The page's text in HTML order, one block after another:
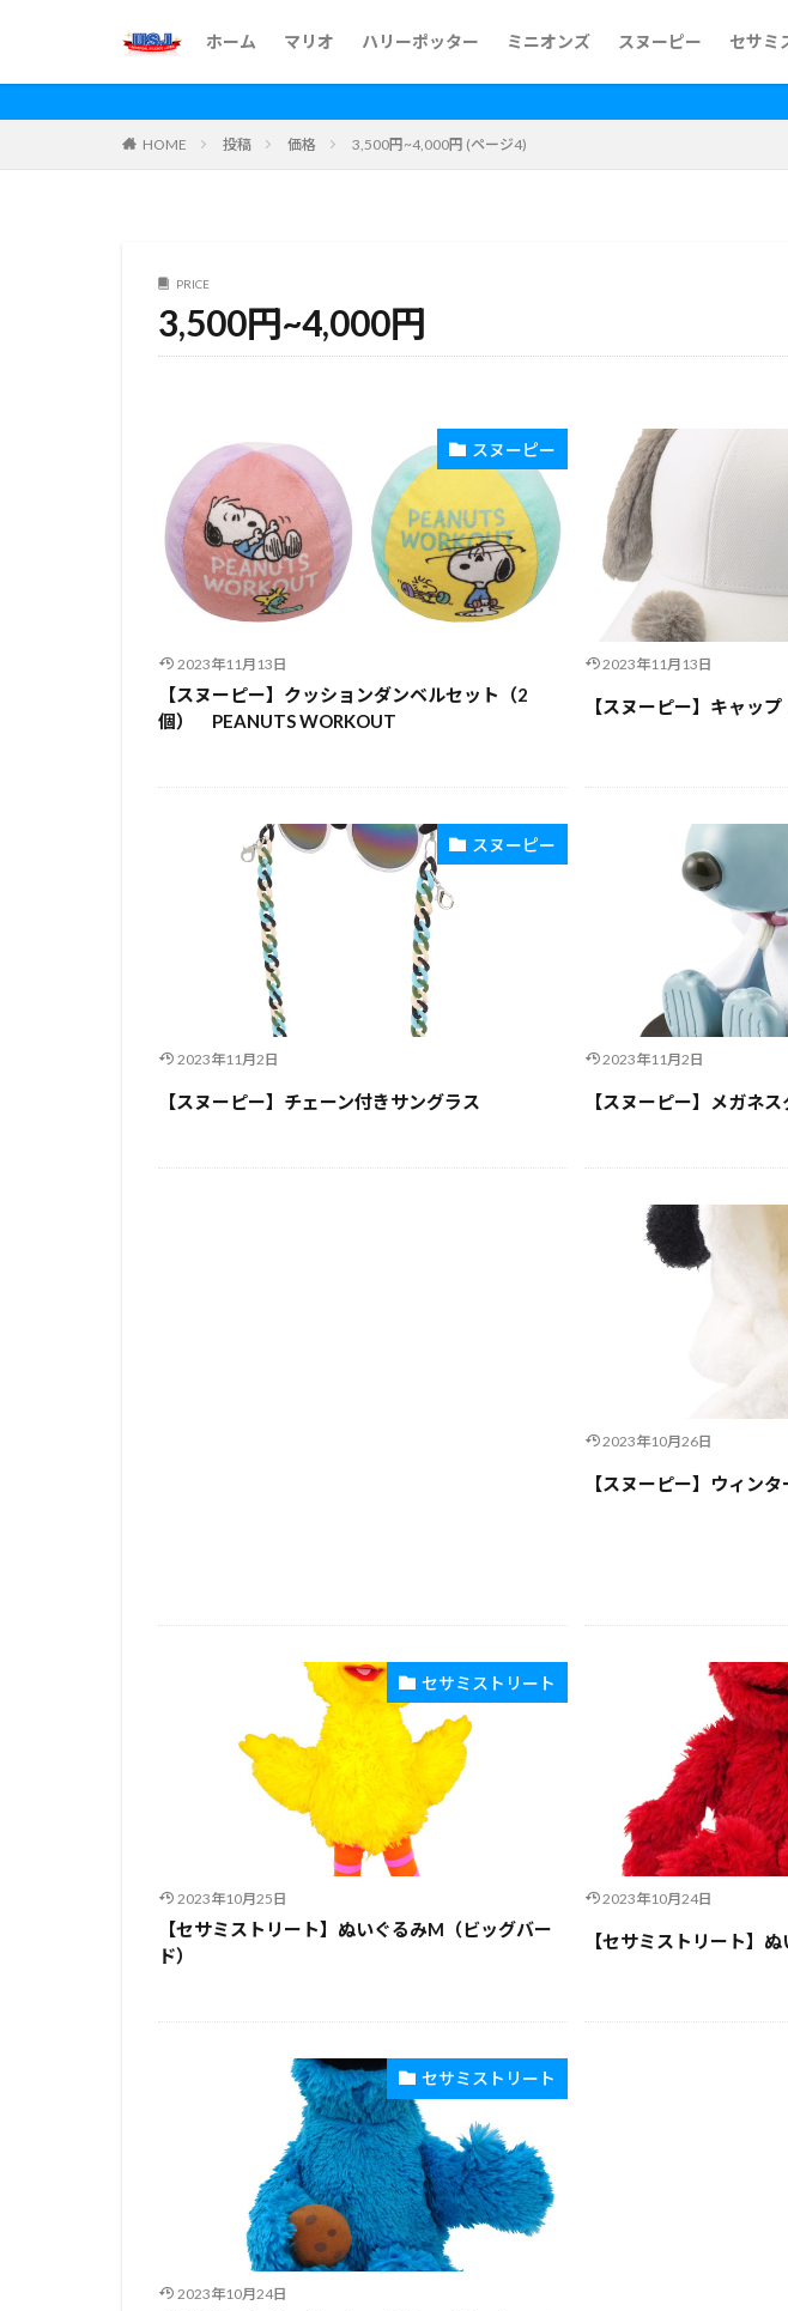
ホーム マリオ ハリーポッター ミニオンズ スヌーピー セサミ
HOME 投稿 価格 3,500円~4,000円 (ページ4)
PRICE
3,500円~4,000円
スヌーピー
2023年11月13日
【スヌーピー】クッションダンベルセット（2
個） PEANUTS WORKOUT
2023年11月13日
【スヌーピー】キャップ
スヌーピー
2023年11月2日
【スヌーピー】チェーン付きサングラス
2023年11月2日
【スヌーピー】メガネ
2023年10月26日
【スヌーピー】ウィンタ
セサミストリート
2023年10月25日
【セサミストリート】ぬいぐるみM（ビッグバー
ド）
2023年10月24日
【セサミストリート】
セサミストリート
2023年10月24日